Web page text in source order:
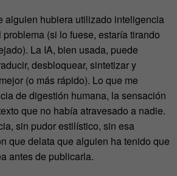
alguien hubiera utilizado inteligencia
(si lo fuese, estaría tirando
La IA, bien usada, puede
desbloquear, sintetizar y
(o más rápido). Lo que me
de digestión humana, la sensación
que no había atravesado a nadie.
sin pudor estilístico, sin esa
que delata que alguien ha tenido que
antes de publicarla.